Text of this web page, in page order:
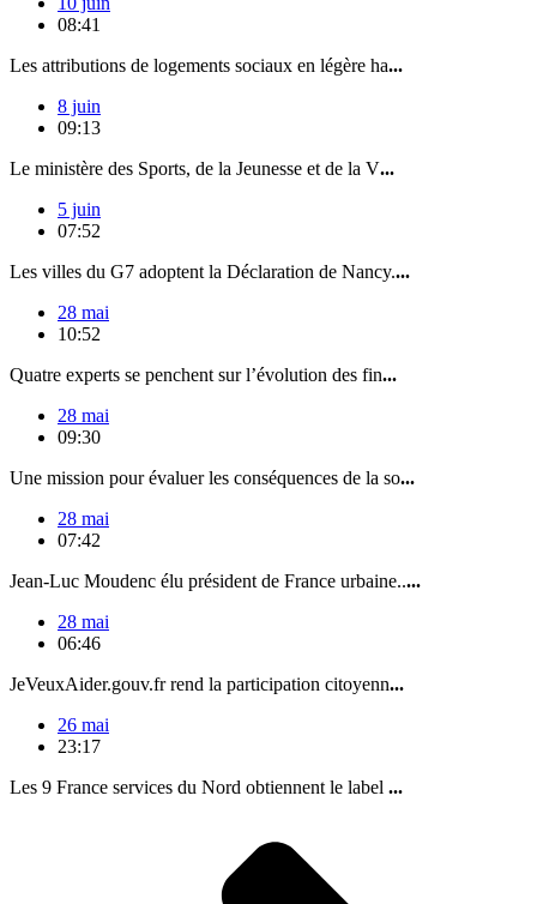
08:41
Les attributions de logements sociaux en légère ha...
8 juin
09:13
Le ministère des Sports, de la Jeunesse et de la V...
5 juin
07:52
Les villes du G7 adoptent la Déclaration de Nancy....
28 mai
10:52
Quatre experts se penchent sur l’évolution des fin...
28 mai
09:30
Une mission pour évaluer les conséquences de la so...
28 mai
07:42
Jean-Luc Moudenc élu président de France urbaine.....
28 mai
06:46
JeVeuxAider.gouv.fr rend la participation citoyenn...
26 mai
23:17
Les 9 France services du Nord obtiennent le label ...